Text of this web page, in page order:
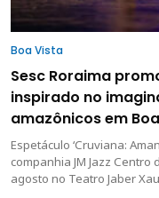
Boa Vista
Sesc Roraima
inspirado no
amazônicos em
Espetáculo ‘Cruviana:
companhia JM Jazz
agosto no Teatro Jaber